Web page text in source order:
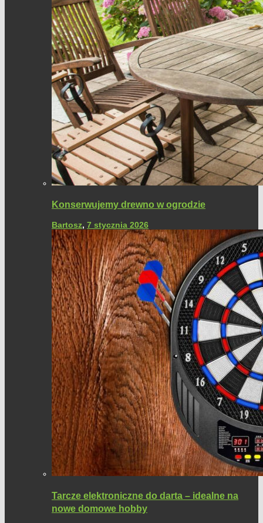
Konserwujemy drewno w ogrodzie
Bartosz, 7 stycznia 2026
Tarcze elektroniczne do darta – idealne na
nowe domowe hobby